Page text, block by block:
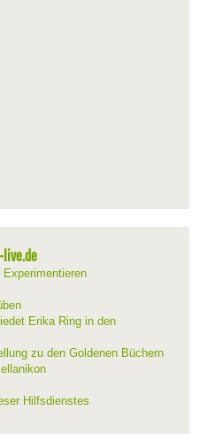
Erika Ring in den
zu den Goldenen Büchern
Hilfsdienstes